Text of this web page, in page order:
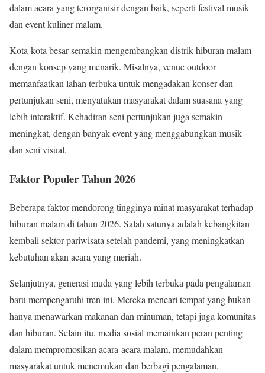
dalam acara yang terorganisir dengan baik, seperti festival musik
dan event kuliner malam.
Kota-kota besar semakin mengembangkan distrik hiburan malam
dengan konsep yang menarik. Misalnya, venue outdoor
memanfaatkan lahan terbuka untuk mengadakan konser dan
pertunjukan seni, menyatukan masyarakat dalam suasana yang
lebih interaktif. Kehadiran seni pertunjukan juga semakin
meningkat, dengan banyak event yang menggabungkan musik
dan seni visual.
Faktor Populer Tahun 2026
Beberapa faktor mendorong tingginya minat masyarakat terhadap
hiburan malam di tahun 2026. Salah satunya adalah kebangkitan
kembali sektor pariwisata setelah pandemi, yang meningkatkan
kebutuhan akan acara yang meriah.
Selanjutnya, generasi muda yang lebih terbuka pada pengalaman
baru mempengaruhi tren ini. Mereka mencari tempat yang bukan
hanya menawarkan makanan dan minuman, tetapi juga komunitas
dan hiburan. Selain itu, media sosial memainkan peran penting
dalam mempromosikan acara-acara malam, memudahkan
masyarakat untuk menemukan dan berbagi pengalaman.